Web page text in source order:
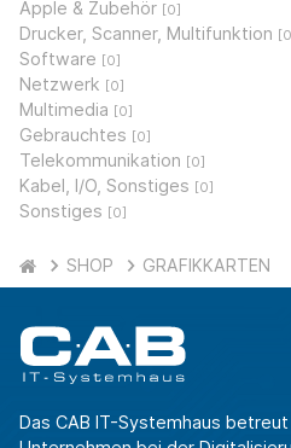
Apple & Zubehör [0]
Drucker, Scanner, Multifunktion [0]
Software [0]
Netzwerk [0]
Multimedia [0]
Gebrauchtes [0]
Telekommunikation [0]
Kabel, I/O, Sonstiges [0]
Sonstiges [0]
SHOP GRAFIKKARTEN
Das CAB IT-Systemhaus